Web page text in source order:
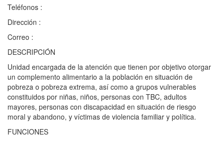
Teléfonos :
Dirección :
Correo :
DESCRIPCIÓN
Unidad encargada de la atención que tienen por objetivo otorgar
un complemento alimentario a la población en situación de
pobreza o pobreza extrema, así como a grupos vulnerables
constituidos por niñas, niños, personas con TBC, adultos
mayores, personas con discapacidad en situación de riesgo
moral y abandono, y víctimas de violencia familiar y política.
FUNCIONES